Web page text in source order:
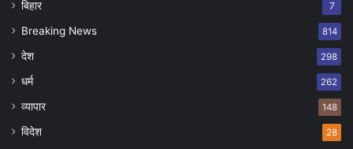
बिहार 7
Breaking News 814
देश 298
धर्म 262
व्यापार 148
विदेश 28